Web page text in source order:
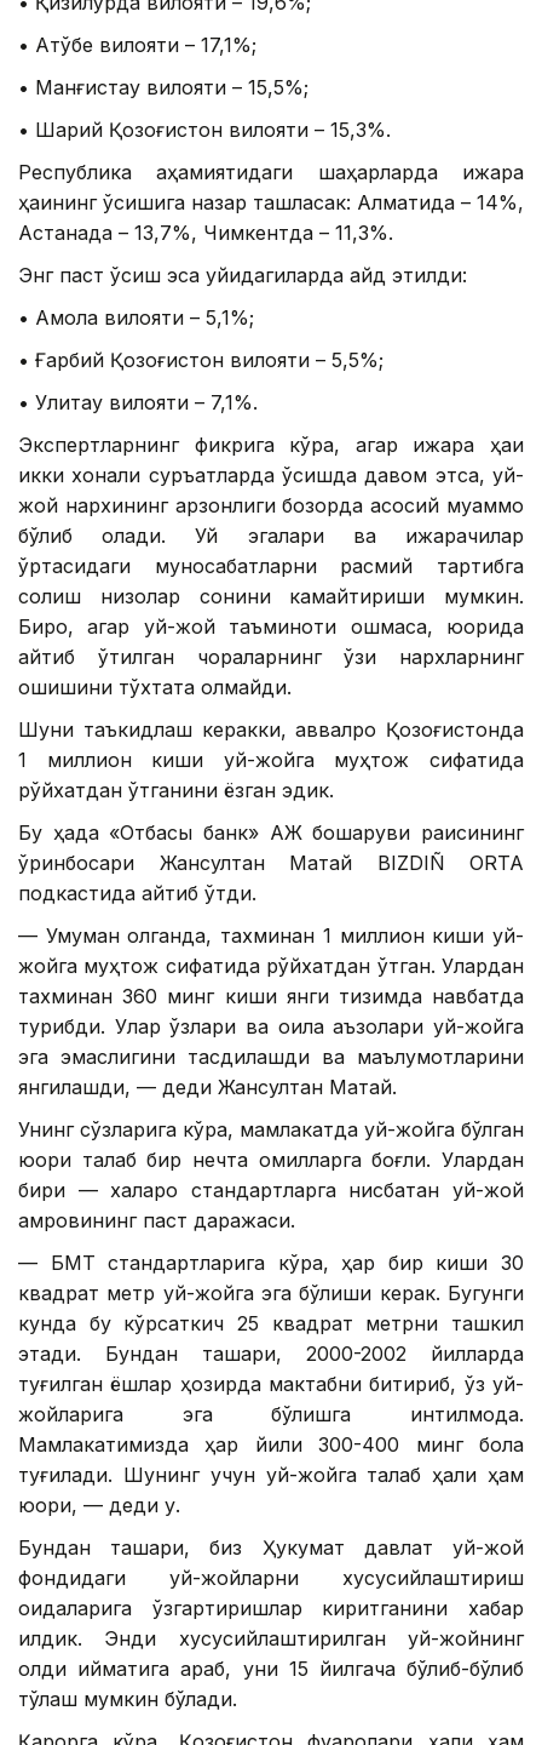
• Ақтўбе вилояти – 17,1%;
• Манғистау вилояти – 15,5%;
• Шарқий Қозоғистон вилояти – 15,3%.
Республика аҳамиятидаги шаҳарларда ижара
ҳақининг ўсишига назар ташласак: Алматида – 14%,
Астанада – 13,7%, Чимкентда – 11,3%.
Энг паст ўсиш эса қуйидагиларда қайд этилди:
• Ақмола вилояти – 5,1%;
• Ғарбий Қозоғистон вилояти – 5,5%;
• Улитау вилояти – 7,1%.
Экспертларнинг фикрига кўра, агар ижара ҳақи
икки хонали суръатларда ўсишда давом этса, уй-
жой нархининг арзонлиги бозорда асосий муаммо
бўлиб қолади. Уй эгалари ва ижарачилар
ўртасидаги муносабатларни расмий тартибга
солиш низолар сонини камайтириши мумкин.
Бироқ, агар уй-жой таъминоти ошмаса, юқорида
айтиб ўтилган чораларнинг ўзи нархларнинг
ошишини тўхтата олмайди.
Шуни таъкидлаш керакки, аввалроқ Қозоғистонда
1 миллион киши уй-жойга муҳтож сифатида
рўйхатдан ўтганини ёзган эдик.
Бу ҳақда «Отбасы банк» АЖ бошқаруви раисининг
ўринбосари Жансултан Матай BIZDIÑ ORTA
подкастида айтиб ўтди.
— Умуман олганда, тахминан 1 миллион киши уй-
жойга муҳтож сифатида рўйхатдан ўтган. Улардан
тахминан 360 минг киши янги тизимда навбатда
турибди. Улар ўзлари ва оила аъзолари уй-жойга
эга эмаслигини тасдиқлашди ва маълумотларини
янгилашди, — деди Жансултан Матай.
Унинг сўзларига кўра, мамлакатда уй-жойга бўлган
юқори талаб бир нечта омилларга боғлиқ. Улардан
бири — халқаро стандартларга нисбатан уй-жой
қамровининг паст даражаси.
— БМТ стандартларига кўра, ҳар бир киши 30
квадрат метр уй-жойга эга бўлиши керак. Бугунги
кунда бу кўрсаткич 25 квадрат метрни ташкил
этади. Бундан ташқари, 2000-2002 йилларда
туғилган ёшлар ҳозирда мактабни битириб, ўз уй-
жойларига эга бўлишга интилмоқда.
Мамлакатимизда ҳар йили 300-400 минг бола
туғилади. Шунинг учун уй-жойга талаб ҳали ҳам
юқори, — деди у.
Бундан ташқари, биз Ҳукумат давлат уй-жой
фондидаги уй-жойларни хусусийлаштириш
қоидаларига ўзгартиришлар киритганини хабар
қилдик. Энди хусусийлаштирилган уй-жойнинг
қолдиқ қийматига қараб, уни 15 йилгача бўлиб-бўлиб
тўлаш мумкин бўлади.